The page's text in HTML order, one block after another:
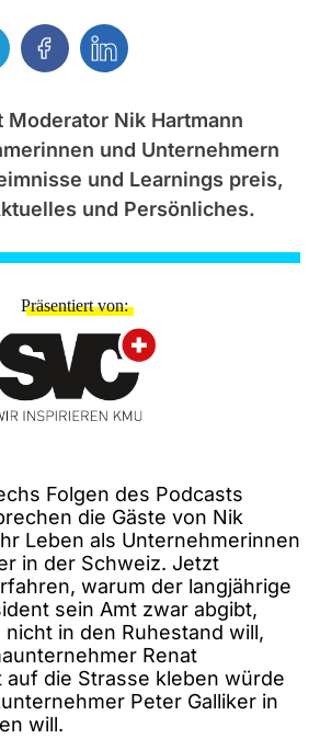
Moderator Nik Hartmann
und Unternehmern
und Learnings preis,
und Persönliches.
Präsentiert von
Folgen des Podcasts
die Gäste von Nik
Leben als Unternehmerinnen
in der Schweiz. Jetzt
warum der langjährige
sein Amt zwar abgibt,
in den Ruhestand will,
Renat
auf die Strasse kleben würde
Peter Galliker in
will.